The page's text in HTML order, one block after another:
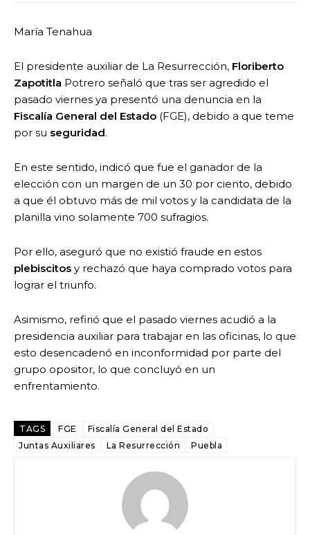
María Tenahua
El presidente auxiliar de La Resurrección, Floriberto
Zapotitla Potrero señaló que tras ser agredido el
pasado viernes ya presentó una denuncia en la
Fiscalía General del Estado (FGE), debido a que teme
por su seguridad.
En este sentido, indicó que fue el ganador de la
elección con un margen de un 30 por ciento, debido
a que él obtuvo más de mil votos y la candidata de la
planilla vino solamente 700 sufragios.
Por ello, aseguró que no existió fraude en estos
plebiscitos y rechazó que haya comprado votos para
lograr el triunfo.
Asimismo, refirió que el pasado viernes acudió a la
presidencia auxiliar para trabajar en las oficinas, lo que
esto desencadenó en inconformidad por parte del
grupo opositor, lo que concluyó en un
enfrentamiento.
TAGS FGE
Fiscalía General del Estado
Juntas Auxiliares
La Resurrección Puebla